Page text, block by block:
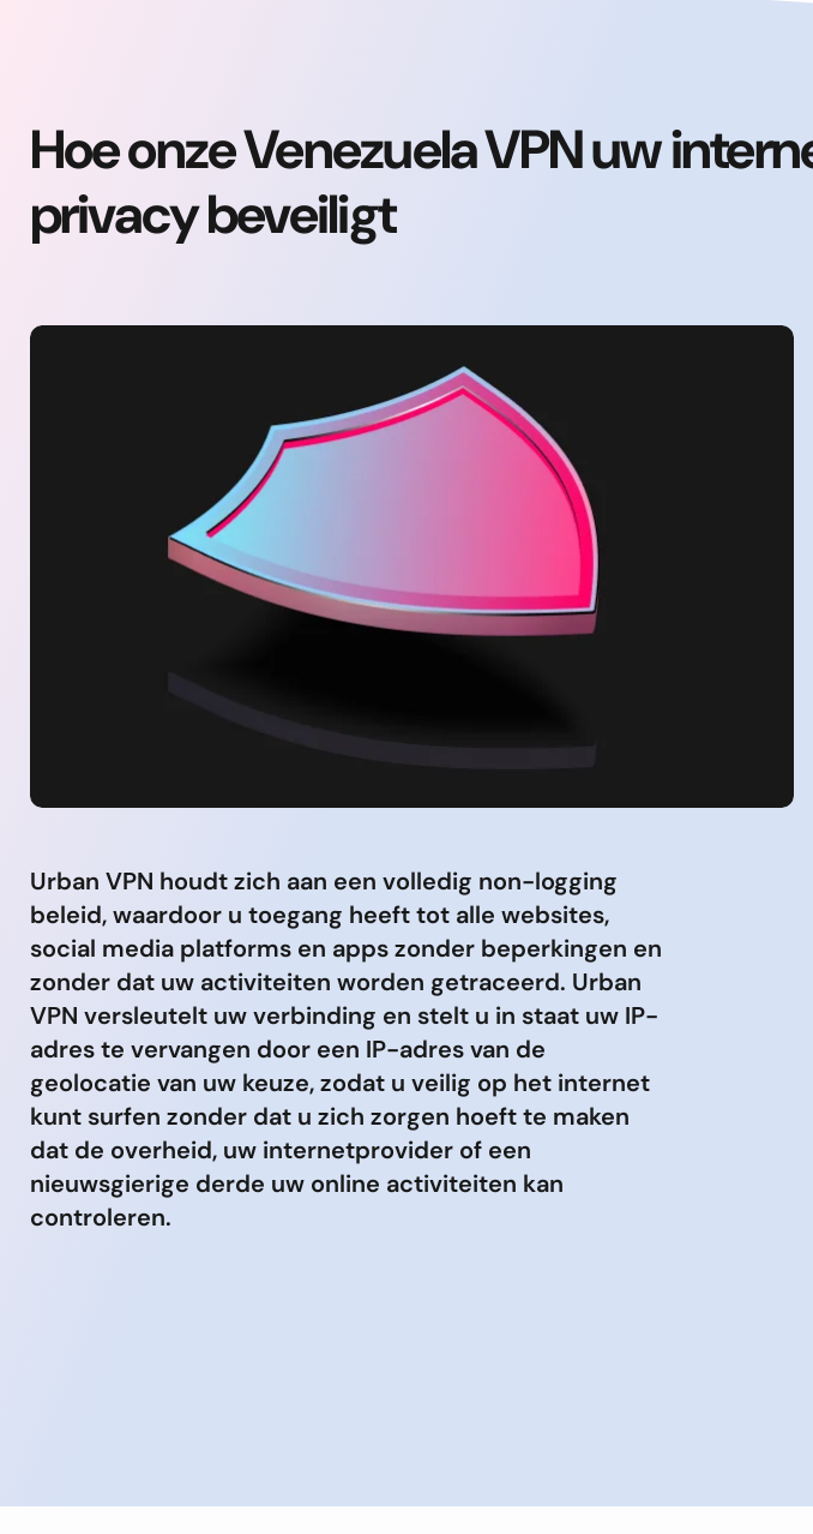
Hoe onze Venezuela VPN uw
privacy beveiligt
Urban VPN houdt zich aan een volledig non-logging
beleid, waardoor u toegang heeft tot alle websites,
social media platforms en apps zonder beperkingen en
zonder dat uw activiteiten worden getraceerd. Urban
VPN versleutelt uw verbinding en stelt u in staat uw IP-
adres te vervangen door een IP-adres van de
geolocatie van uw keuze, zodat u veilig op het internet
kunt surfen zonder dat u zich zorgen hoeft te maken
dat de overheid, uw internetprovider of een
nieuwsgierige derde uw online activiteiten kan
controleren.